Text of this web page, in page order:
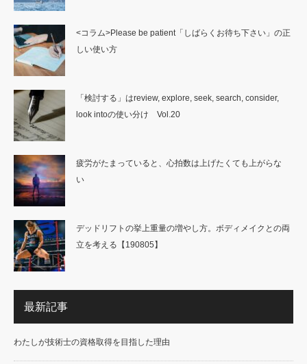
<コラム>Please be patient「しばらくお待ち下さい」の正
しい使い方
「検討する」はreview, explore, seek, search, consider,
look intoの使い分け Vol.20
疲労がたまっていると、心拍数は上げたくても上がらな
い
デッドリフトの挙上重量の増やし方。ボディメイクとの両
立を考える【190805】
最新記事
わたしが技術士の資格取得を目指した理由